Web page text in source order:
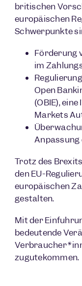
britischen
europäischen
Schwerpunkte
Förderung
im
Open
(OBIE),
Markets
Anpassung
Trotz des
den EU-
europäischen
gestalten.
Mit der
bedeutende
zugutekommen.